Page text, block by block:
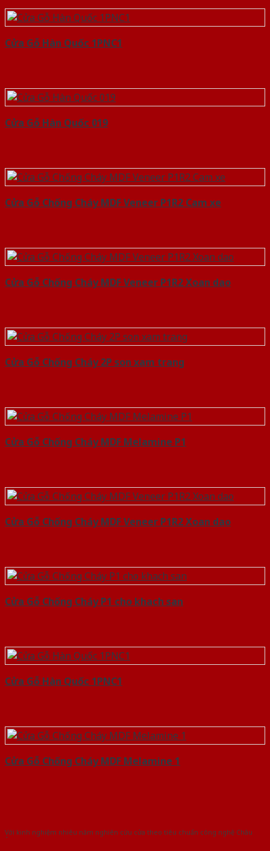
Cửa Gỗ Hàn Quốc 1PNC1
Cửa Gỗ Hàn Quốc 019
Cửa Gỗ Chống Cháy MDF Veneer P1R2 Cam xe
Cửa Gỗ Chống Cháy MDF Veneer P1R2 Xoan dao
Cửa Gỗ Chống Cháy 2P son xam trang
Cửa Gỗ Chống Cháy MDF Melamine P1
Cửa Gỗ Chống Cháy MDF Veneer P1R2 Xoan dao
Cửa Gỗ Chống Cháy P1 cho khach san
Cửa Gỗ Hàn Quốc 1PNC1
Cửa Gỗ Chống Cháy MDF Melamine 1
Với kinh nghiệm nhiêu năm nghiên cứu cửa theo tiêu chuẩn công nghệ Châu